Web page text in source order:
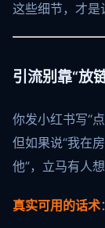
这些细节，才是
引流别靠“放
你发小红书写“
但如果说“我在
他”，立马有人
真实可用的话术：